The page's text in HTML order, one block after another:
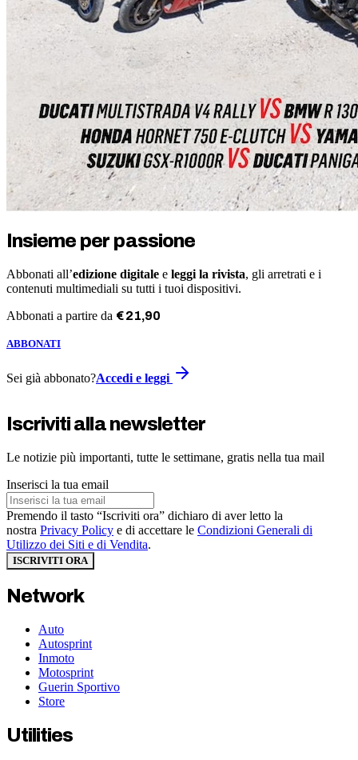
Insieme per passione
Abbonati all’edizione digitale e leggi la rivista, gli arretrati e i
contenuti multimediali su tutti i tuoi dispositivi.
Abbonati a partire da €21,90
ABBONATI
Sei già abbonato?Accedi e leggi
Iscriviti alla newsletter
Le notizie più importanti, tutte le settimane, gratis nella tua mail
Inserisci la tua email
Premendo il tasto “Iscriviti ora” dichiaro di aver letto la
nostra Privacy Policy e di accettare le Condizioni Generali di
Utilizzo dei Siti e di Vendita.
ISCRIVITI ORA
Network
Auto
Autosprint
Inmoto
Motosprint
Guerin Sportivo
Store
Utilities